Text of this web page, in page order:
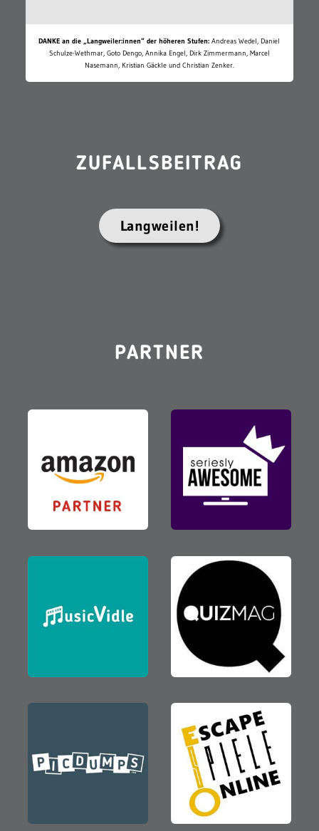
DANKE an die „Langweiler:innen“ der höheren Stufen: Andreas Wedel, Daniel
Schulze-Wethmar, Goto Dengo, Annika Engel, Dirk Zimmermann, Marcel
Nasemann, Kristian Gäckle und Christian Zenker.
ZUFALLSBEITRAG
Langweilen!
PARTNER